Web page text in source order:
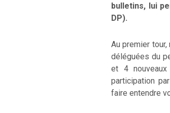
bulletins, lui
DP).
Au premier
déléguées du
et 4
participation
faire entendre